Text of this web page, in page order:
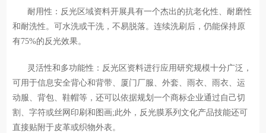
耐用性：反光区域资料开展具有一个杰出的抗老化性、耐磨性
和耐洗性。可水洗或干洗，不易脱落。连续洗刷后，仍能保持原
有75%的反光效果。
灵活性和多功能性：反光区资料进行应用研究规模十分广泛，
可用于信息安全背心和背带、厦门厂服、外套、雨衣、雨衣、运
动服、背包、鞋帽等，还可以依据规划一个商标企业通过自己切
割、字符或丝网印刷和图画;此外，反光膜系列文化产品技能还可
直接贴附于皮革或织物外表。